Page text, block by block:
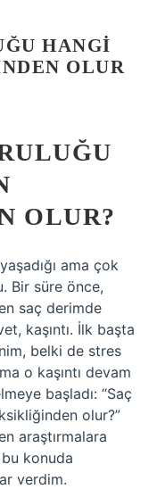
HANGI
OLUR
OLUR?
ama çok
Bir süre önce,
saç derimde
kaşıntı. İlk başta
belki de stres
o kaşıntı devam
başladı: “Saç
olur?”
araştırmalara
konuda
verdim.